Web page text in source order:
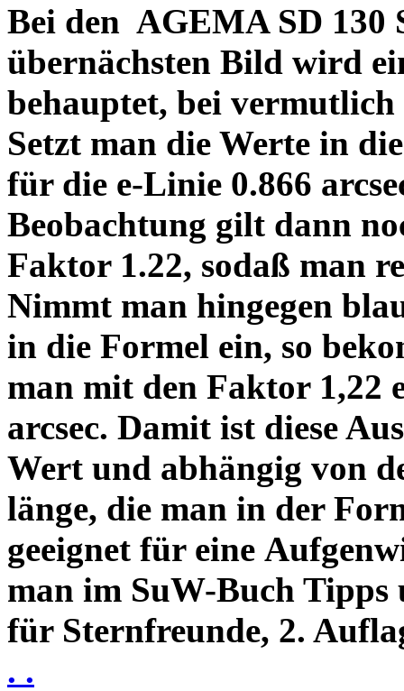
Bei den AGEMA SD 130
übernächsten Bild wird
behauptet, bei vermutlich
Setzt man die Werte in
für die e-Linie 0.866
Beobachtung gilt dann
Faktor 1.22, sodaß man
Nimmt man hingegen
in die Formel ein, so
man mit den Faktor 1,22
arcsec. Damit ist diese
Wert und abhängig von
länge, die man in der
geeignet für eine
man im SuW-Buch Tipps
für Sternfreunde, 2.
. .